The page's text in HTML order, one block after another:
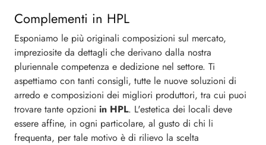
Complementi in HPL
Esponiamo le più originali composizioni sul mercato,
impreziosite da dettagli che derivano dalla nostra
pluriennale competenza e dedizione nel settore. Ti
aspettiamo con tanti consigli, tutte le nuove soluzioni di
arredo e composizioni dei migliori produttori, tra cui puoi
trovare tante opzioni in HPL. L'estetica dei locali deve
essere affine, in ogni particolare, al gusto di chi li
frequenta, per tale motivo è di rilievo la scelta